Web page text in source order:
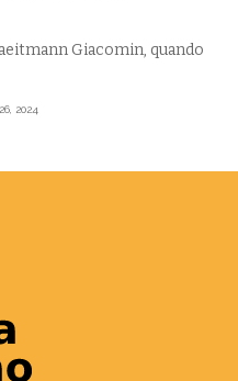
Giacomin, quando
2024